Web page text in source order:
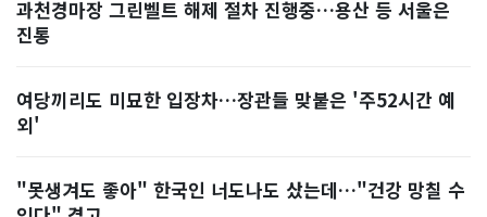
과천경마장 그린벨트 해제 절차 진행중…용산 등 서울은
진통
여당끼리도 미묘한 입장차…장관들 맞붙은 '주52시간 예
외'
"못생겨도 좋아" 한국인 너도나도 샀는데…"건강 망칠 수